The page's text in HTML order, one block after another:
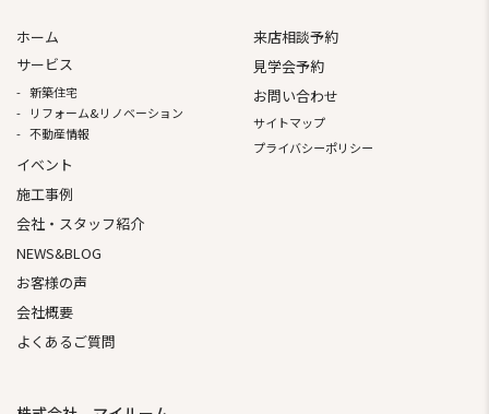
ホーム
サービス
新築住宅
リフォーム&リノベーション
不動産情報
イベント
施⼯事例
会社・スタッフ紹介
NEWS&BLOG
お客様の声
会社概要
よくあるご質問
来店相談予約
見学会予約
お問い合わせ
サイトマップ
プライバシーポリシー